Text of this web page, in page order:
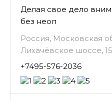
Делая свое дело
без неоп
Россия, Московская
Лихачёвское шоссе, 15
+7495-576-2036